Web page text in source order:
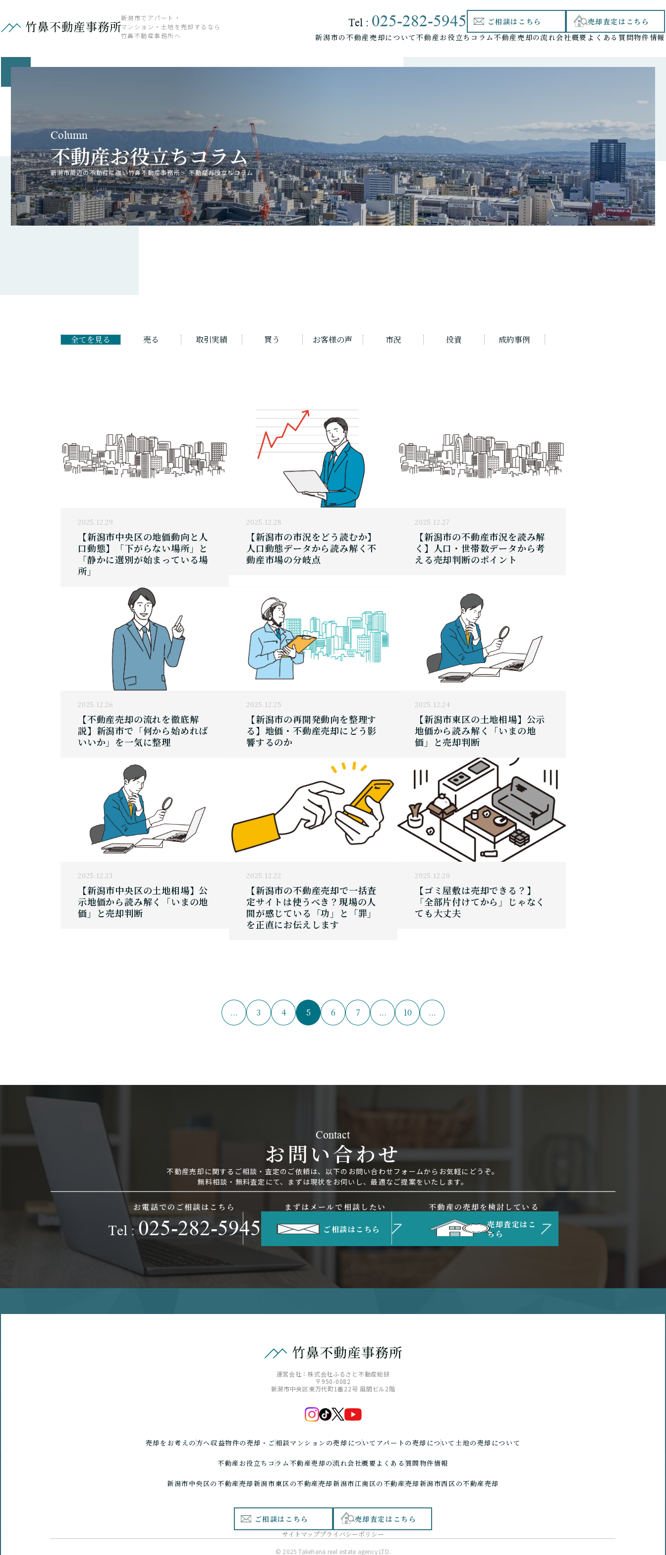
新潟市でアパート・
マンション・土地を売却するなら
竹鼻不動産事務所へ
Tel : 025-282-5945 ご相談はこちら
売却査定はこちら
新潟市の不動産売却について
売却をお考えの方へ
不動産お役立ちコラム 不動産売却の流れ会社概要 よくある質問物件情報
Column
不動産お役立ちコラム
新潟市周辺の不動産に強い竹鼻不動産事務所 不動産お役立ちコラム
全てを見る 売る 取引実績 買う お客様の声 市況 投資 成約事例
2025.12.29
【新潟市中央区の地価動向と人
口動態】「下がらない場所」と
「静かに選別が始まっている場
所」
2025.12.28
【新潟市の市況をどう読むか】
人口動態データから読み解く不
動産市場の分岐点
2025.12.27
【新潟市の不動産市況を読み解
く】人口・世帯数データから考
える売却判断のポイント
2025.12.26
【不動産売却の流れを徹底解
説】新潟市で「何から始めれば
いいか」を一気に整理
2025.12.25
【新潟市の再開発動向を整理す
る】地価・不動産売却にどう影
響するのか
2025.12.24
【新潟市東区の土地相場】公示
地価から読み解く「いまの地
価」と売却判断
2025.12.23
【新潟市中央区の土地相場】公
示地価から読み解く「いまの地
価」と売却判断
2025.12.22
【新潟市の不動産売却で一括査
定サイトは使うべき？現場の人
間が感じている「功」と「罪」
を正直にお伝えします
2025.12.20
【ゴミ屋敷は売却できる？】
「全部片付けてから」じゃなく
ても大丈夫
... 3 4 5 6 7 ... 10 ...
Contact
お問い合わせ
不動産売却に関するご相談・査定のご依頼は、 以下のお問い合わせフォームからお気軽にどうぞ。
無料相談・無料査定にて、まずは現状をお伺いし、最適なご提案をいたします。
お電話でのご相談はこちら
Tel :025-282-5945
まずはメールで相談したい
ご相談はこちら
不動産の売却を検討している
売却査定はこ
ちら
運営会社：株式会社ふるさと不動産総研
〒950-0082
新潟市中央区東万代町1番22号 風間ビル2階
売却をお考えの方へ収益物件の売却・ご相談マンションの売却について アパートの売却について土地の売却について
不動産お役立ちコラム不動産売却の流れ会社概要よくある質問物件情報
新潟市中央区の不動産売却新潟市東区の不動産売却新潟市江南区の不動産売却新潟市西区の不動産売却
ご相談はこちら 売却査定はこちら
サイトマッププライバシーポリシー
© 2025 Takehana real estate agency LTD.